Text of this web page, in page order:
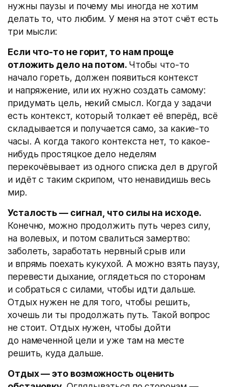
нужны паузы и почему мы иногда не хотим
делать то, что любим. У меня на этот счёт есть
три мысли:
Если что-то не горит, то нам проще
отложить дело на потом. Чтобы что-то
начало гореть, должен появиться контекст
и напряжение, или их нужно создать самому:
придумать цель, некий смысл. Когда у задачи
есть контекст, который толкает её вперёд, всё
складывается и получается само, за какие-то
часы. А когда такого контекста нет, то какое-
нибудь простяцкое дело неделям
перекочёвывает из одного списка дел в другой
и идёт с таким скрипом, что ненавидишь весь
мир.
Усталость — сигнал, что силы на исходе.
Конечно, можно продолжить путь через силу,
на волевых, и потом свалиться замертво:
заболеть, заработать нервный срыв или
и впрямь поехать кукухой. А можно взять паузу,
перевести дыхание, оглядеться по сторонам
и собраться с силами, чтобы идти дальше.
Отдых нужен не для того, чтобы решить,
хочешь ли ты продолжать путь. Такой вопрос
не стоит. Отдых нужен, чтобы дойти
до намеченной цели и уже там на месте
решить, куда дальше.
Отдых — это возможность оценить